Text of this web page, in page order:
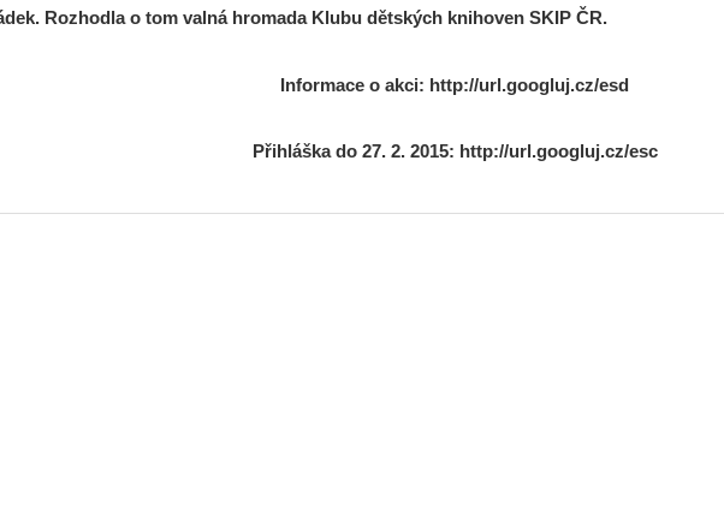
Rozhodla o tom valná hromada Klubu dětských knihoven SKIP ČR.
Informace o akci: http://url.googluj.cz/esd
Přihláška do 27. 2. 2015: http://url.googluj.cz/esc